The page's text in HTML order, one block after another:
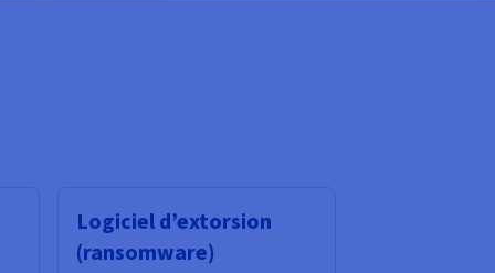
Logiciel d’extorsion
(ransomware)